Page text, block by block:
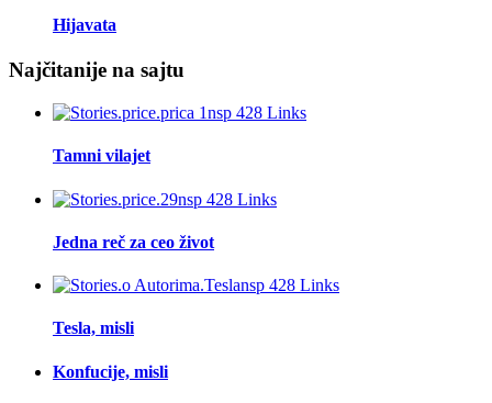
Hijavata
Najčitanije na sajtu
Tamni vilajet
Jedna reč za ceo život
Tesla, misli
Konfucije, misli